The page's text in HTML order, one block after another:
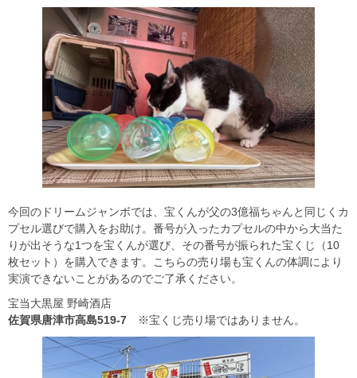
今回のドリームジャンボでは、宝くんが父の3億福ちゃんと同じくカ
プセル選びで購入をお助け。番号が入ったカプセルの中から大当た
りが出そうな1つを宝くんが選び、その番号が振られた宝くじ（10
枚セット）を購入できます。こちらの売り場も宝くんの体調により
実演できないことがあるのでご了承ください。
宝当大黒屋 野崎酒店
佐賀県唐津市高島519-7 ※宝くじ売り場ではありません。